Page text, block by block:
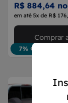
R$ 884,64
em até 5x de R$
7% OFF
Comprar